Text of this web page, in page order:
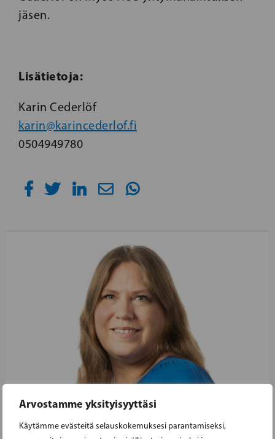
Arvostamme yksityisyyttäsi
Käytämme evästeitä selauskokemuksesi parantamiseksi,
jäsen.
Lisätietoja:
Karin Cederlöf
karin@karincederlof.fi
0504949780